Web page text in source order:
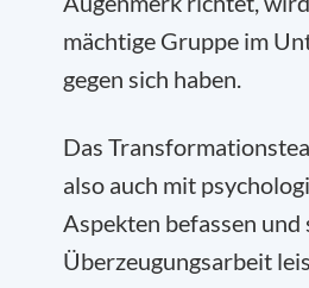
mächtige Gruppe im
gegen sich haben.
Das
also auch mit
Aspekten befassen und
Überzeugungsarbeit